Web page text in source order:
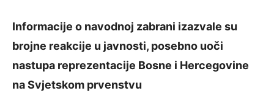
Informacije o navodnoj zabrani izazvale su
brojne reakcije u javnosti, posebno uoči
nastupa reprezentacije Bosne i Hercegovine
na Svjetskom prvenstvu